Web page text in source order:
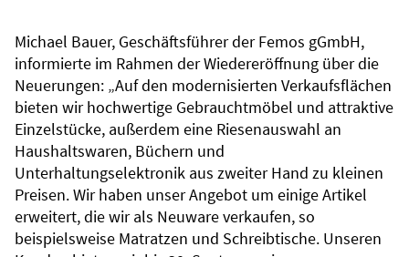
Michael Bauer, Geschäftsführer der Femos gGmbH,
informierte im Rahmen der Wiedereröffnung über die
Neuerungen: „Auf den modernisierten Verkaufsflächen
bieten wir hochwertige Gebrauchtmöbel und attraktive
Einzelstücke, außerdem eine Riesenauswahl an
Haushaltswaren, Büchern und
Unterhaltungselektronik aus zweiter Hand zu kleinen
Preisen. Wir haben unser Angebot um einige Artikel
erweitert, die wir als Neuware verkaufen, so
beispielsweise Matratzen und Schreibtische. Unseren